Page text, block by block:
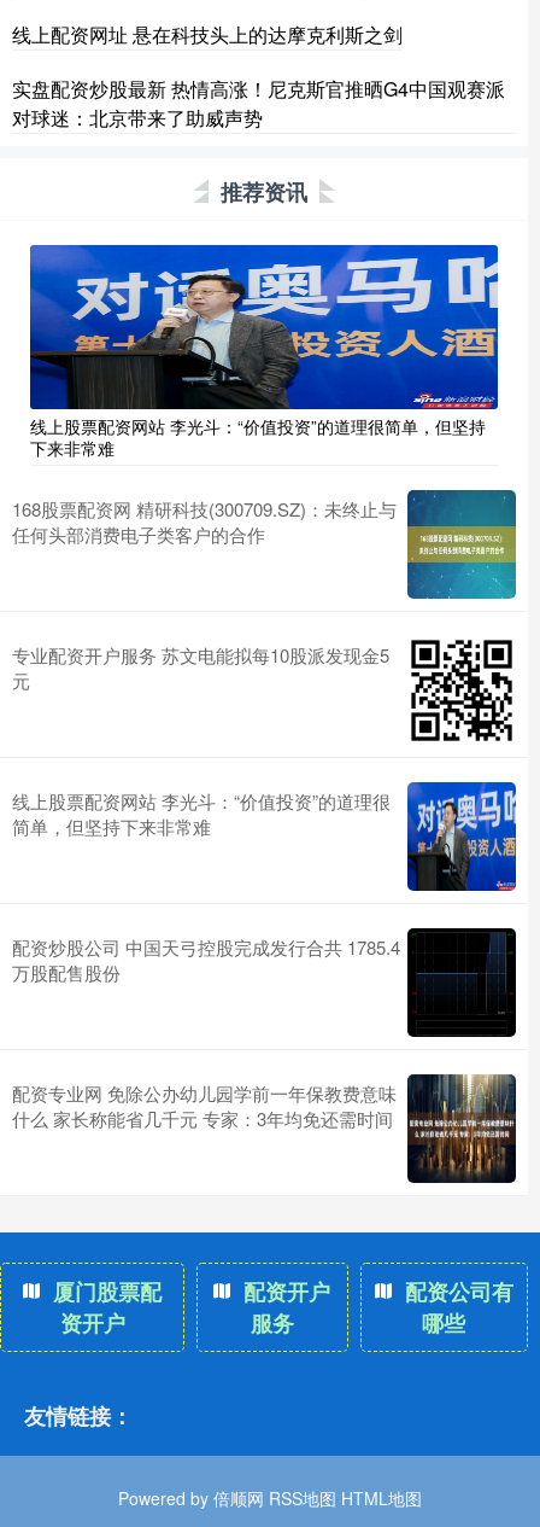
线上配资网址 悬在科技头上的达摩克利斯之剑
实盘配资炒股最新 热情高涨！尼克斯官推晒G4中国观赛派
对球迷：北京带来了助威声势
推荐资讯
线上股票配资网站 李光斗：“价值投资”的道理很简单，但坚持
下来非常难
168股票配资网 精研科技(300709.SZ)：未终止与
任何头部消费电子类客户的合作
专业配资开户服务 苏文电能拟每10股派发现金5
元
线上股票配资网站 李光斗：“价值投资”的道理很
简单，但坚持下来非常难
配资炒股公司 中国天弓控股完成发行合共 1785.4
万股配售股份
配资专业网 免除公办幼儿园学前一年保教费意味
什么 家长称能省几千元 专家：3年均免还需时间
厦门股票配
资开户
配资开户
服务
配资公司有
哪些
友情链接：
Powered by 倍顺网 RSS地图 HTML地图